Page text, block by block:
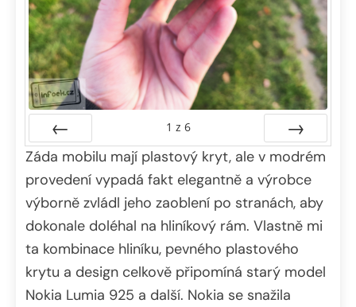
Předchozí
1 z 6
Další
Záda mobilu mají plastový kryt, ale v modrém
provedení vypadá fakt elegantně a výrobce
výborně zvládl jeho zaoblení po stranách, aby
dokonale doléhal na hliníkový rám. Vlastně mi
ta kombinace hliníku, pevného plastového
krytu a design celkově připomíná starý model
Nokia Lumia 925 a další. Nokia se snažila